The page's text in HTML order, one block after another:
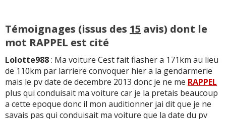
-Casse Turbo à 63 000Km(+)
-Aucun a ce jour (+)
-Turbo et catalyseur HS à 40000 kms - SAV Nissan
incompétent - Absence de prêt d'un véhicule le temps de
la réparation dans le cadre d'une panne c ...Lire la suite
>>
Témoignages (issus des 15 avis) dont le
mot RAPPEL est cité
Lolotte988: Ma voiture Cest fait flasher a 171km au lieu
de 110km par larriere convoquer hier a la gendarmerie
mais le pv date de decembre 2013 donc je ne me RAPPEL
plus qui conduisait ma voiture car je la pretais beaucoup
a cette epoque donc il mon auditionner jai dit que je ne
savais pas qui conduisait ma voiture que la date du pv